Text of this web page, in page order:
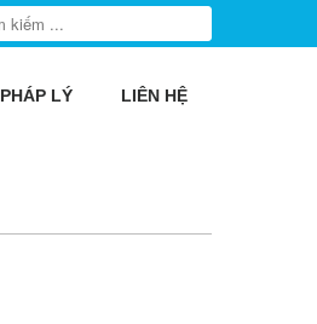
PHÁP LÝ LIÊN HỆ